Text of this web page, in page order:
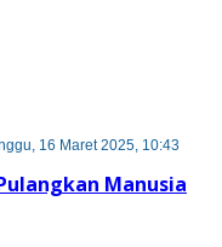
16 Maret 2025, 10:43
Manusia